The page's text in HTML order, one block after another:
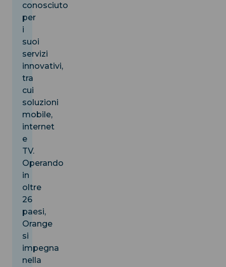
conosciuto
per
i
suoi
servizi
innovativi,
tra
cui
soluzioni
mobile,
internet
e
TV.
Operando
in
oltre
26
paesi,
Orange
si
impegna
nella